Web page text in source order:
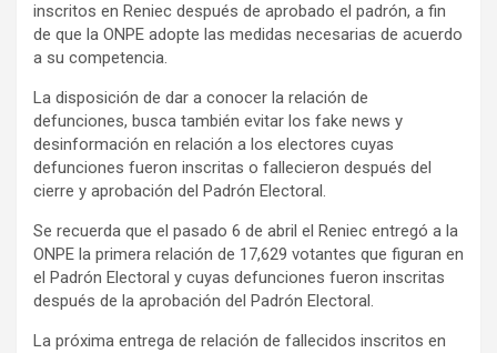
inscritos en Reniec después de aprobado el padrón, a fin
de que la ONPE adopte las medidas necesarias de acuerdo
a su competencia.
La disposición de dar a conocer la relación de
defunciones, busca también evitar los fake news y
desinformación en relación a los electores cuyas
defunciones fueron inscritas o fallecieron después del
cierre y aprobación del Padrón Electoral.
Se recuerda que el pasado 6 de abril el Reniec entregó a la
ONPE la primera relación de 17,629 votantes que figuran en
el Padrón Electoral y cuyas defunciones fueron inscritas
después de la aprobación del Padrón Electoral.
La próxima entrega de relación de fallecidos inscritos en